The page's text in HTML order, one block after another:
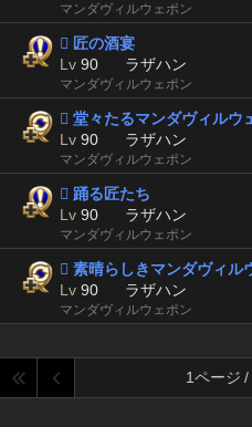
マンダヴィルウェポン
 匠の酒宴
Lv 90 ラザハン
マンダヴィルウェポン
 堂々たるマンダヴィルウ
Lv 90 ラザハン
マンダヴィルウェポン
 踊る匠たち
Lv 90 ラザハン
マンダヴィルウェポン
 素晴らしきマンダヴィル
Lv 90 ラザハン
マンダヴィルウェポン
1ページ